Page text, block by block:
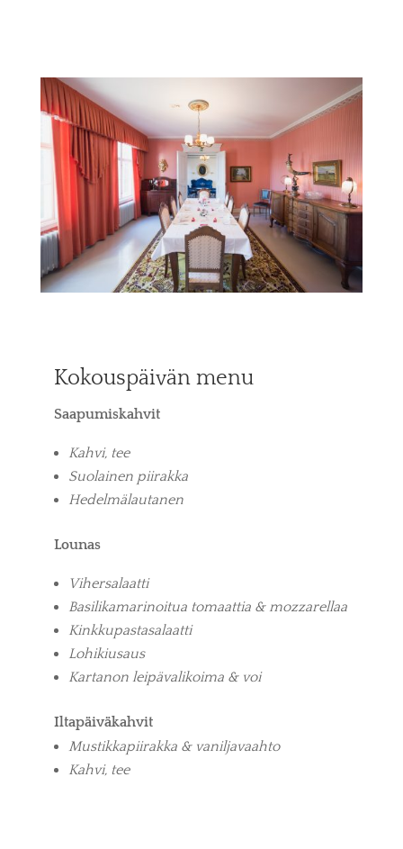
Kokouspäivän menu
Saapumiskahvit
Kahvi, tee
Suolainen piirakka
Hedelmälautanen
Lounas
Vihersalaatti
Basilikamarinoitua tomaattia & mozzarellaa
Kinkkupastasalaatti
Lohikiusaus
Kartanon leipävalikoima & voi
Iltapäiväkahvit
Mustikkapiirakka & vaniljavaahto
Kahvi, tee